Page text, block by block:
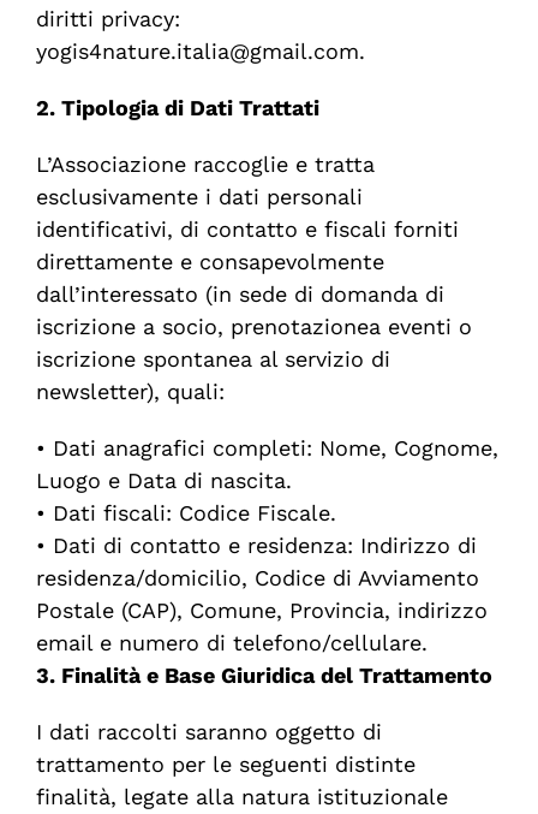
diritti privacy:
yogis4nature.italia@gmail.com.
2. Tipologia di Dati Trattati
L’Associazione raccoglie e tratta
esclusivamente i dati personali
identificativi, di contatto e fiscali forniti
direttamente e consapevolmente
dall’interessato (in sede di domanda di
iscrizionea socio, prenotazionea eventi o
iscrizione spontaneaal servizio di
newsletter), quali:
• Dati anagrafici completi: Nome, Cognome,
Luogo e Data di nascita.
• Dati fiscali: Codice Fiscale.
• Dati di contatto e residenza: Indirizzo di
residenza/domicilio, Codice di Avviamento
Postale (CAP), Comune, Provincia, indirizzo
email e numero di telefono/cellulare.
3. Finalità e Base Giuridica del Trattamento
I dati raccolti saranno oggetto di
trattamento per le seguenti distinte
finalità, legate alla natura istituzionale